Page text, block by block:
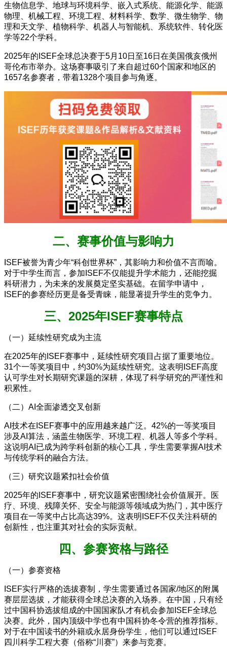
生物信息学、地球与环境科学、嵌入式系统、能源化学、能源
物理、机械工程、环境工程、材料科学、数学、微生物学、物
理和天文学、植物科学、机器人与智能机、系统软件、转化医
学等22个学科。
2025年的ISEF全球总决赛于5月10日至16日在美国俄亥俄州
哥伦布市举办。这场赛事吸引了来自超过60个国家和地区的
1657名参赛者，带着1328个项目参与角逐。
二、赛事价值与影响力
ISEF被誉为青少年“科创世界杯”，其影响力和价值不言而喻。
对于中学生而言，参加ISEF不仅能提升学术能力，还能挖掘
科研潜力，为未来的发展奠定坚实基础。在留学申请中，
ISEF的参赛经历更是备受青睐，能显著提升学生的竞争力。
三、2025年ISEF赛事特点
（一）延续性研究成为主流
在2025年的ISEF赛事中，延续性研究项目占据了重要地位。
31个一等奖项目中，约30%为延续性研究。这表明ISEF高度
认可学生对长期研究课题的深耕，体现了科学研究的严谨性和
积累性。
（二）AI全面渗透交叉创新
AI技术在ISEF赛事中的应用越来越广泛。42%的一等奖项目
涉及AI算法，涵盖生物医学、环境工程、机器人等多个学科。
这说明AI已成为跨学科创新的核心工具，学生需要掌握AI技术
与传统学科的融合方法。
（三）研究议题紧扣社会价值
2025年的ISEF赛事中，研究议题紧密围绕社会价值展开。医
疗、环境、残障关怀、安全与能源等领域成为热门，其中医疗
项目在一等奖中占比高达39%。这表明ISEF不仅关注科研的
创新性，也注重其对社会的实际贡献。
四、参赛资格与路径
（一）参赛资格
ISEF实行严格的选拔赛制，学生需要通过各国家/地区的附属
赛层层选拔，才能获得全球总决赛的入场券。在中国，只有经
过中国科协选拔组成的中国国家队才有机会参加ISEF全球总
决赛。此外，国内顶级中学也有中国科协冬令营的推荐指标。
对于在中国读书的外籍或永居身份学生，他们可以通过ISEF
四川科学工程大赛（俗称“川赛”）来参与竞赛。